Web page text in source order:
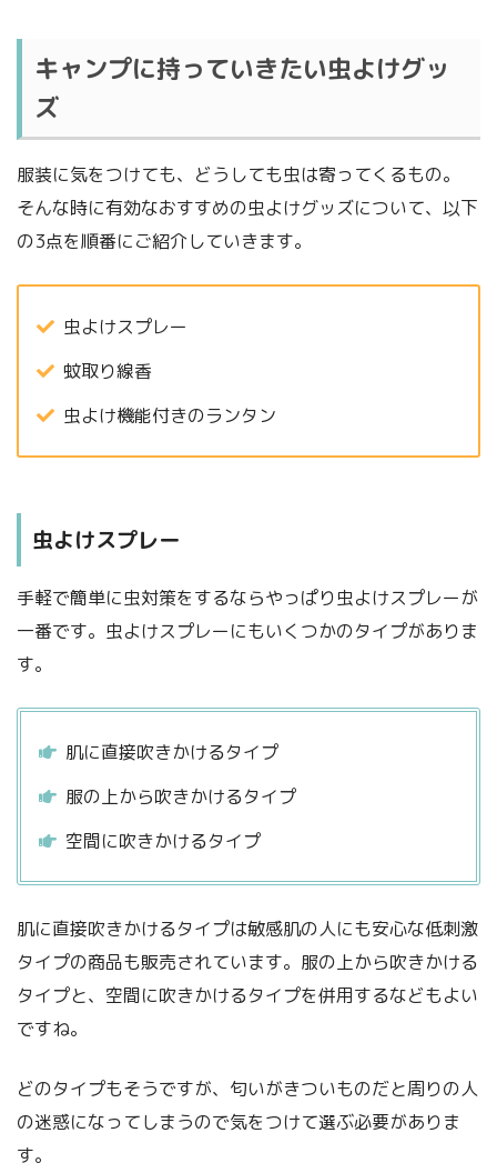
キャンプに持っていきたい虫よけグッ
ズ
服装に気をつけても、どうしても虫は寄ってくるもの。
そんな時に有効なおすすめの虫よけグッズについて、以下
の3点を順番にご紹介していきます。
虫よけスプレー
蚊取り線香
虫よけ機能付きのランタン
虫よけスプレー
手軽で簡単に虫対策をするならやっぱり虫よけスプレーが
一番です。虫よけスプレーにもいくつかのタイプがありま
す。
肌に直接吹きかけるタイプ
服の上から吹きかけるタイプ
空間に吹きかけるタイプ
肌に直接吹きかけるタイプは敏感肌の人にも安心な低刺激
タイプの商品も販売されています。服の上から吹きかける
タイプと、空間に吹きかけるタイプを併用するなどもよい
ですね。
どのタイプもそうですが、匂いがきついものだと周りの人
の迷惑になってしまうので気をつけて選ぶ必要がありま
す。